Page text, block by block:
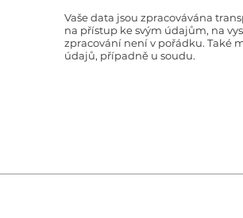
Vaše data jsou zpracovávána
na přístup ke svým údajům, na
zpracování není v pořádku. Také
údajů, případně u soudu.